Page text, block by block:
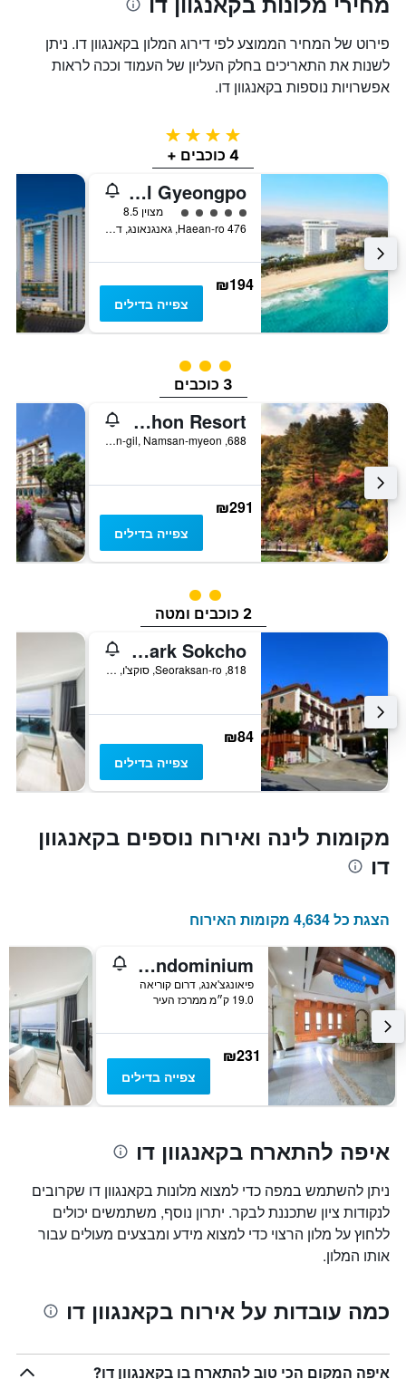
פירוט של המחיר הממוצע לפי דירוג המלון בקאנגוון דו. ניתן
לשנות את התאריכים בחלק העליון של העמוד וככה לראות
אפשרויות נוספות בקאנגוון דו.
4 כוכבים
4 כוכבים +
Skybay Hotel Gyeongpo
5 דירוג מחלקת נוסעים
מצוין 8.5
476 Haean-ro, גאנגנאונג, דרום קוריאה
₪194
צפייה בדילים
3 דירוג מחלקת נוסעים
3 כוכבים
Elysian Gangchon Resort
688, Bukhangangbyeon-gil, Namsan-myeon, צ'ונצ'און, דרום קוריאה
₪291
צפייה בדילים
2 דירוג מחלקת נוסעים
2 כוכבים ומטה
Songwol Park Sokcho
818, Seoraksan-ro, סוקצ'ו, דרום קוריאה
₪84
צפייה בדילים
מקומות לינה ואירוח נוספים בקאנגוון
דו
הצגת כל 4,634 מקומות האירוח
Mona Yongpyong Greenpia Condominium
פיאונגצ'אנג, דרום קוריאה
19.0 ק״מ ממרכז העיר
₪231
צפייה בדילים
איפה להתארח בקאנגוון דו
ניתן להשתמש במפה כדי למצוא מלונות בקאנגוון דו שקרובים
לנקודות ציון שתכננת לבקר. יתרון נוסף, משתמשים יכולים
ללחוץ על מלון הרצוי כדי למצוא מידע ומבצעים מעולים עבור
אותו המלון.
כמה עובדות על אירוח בקאנגוון דו
איפה המקום הכי טוב להתארח בו בקאנגוון דו?